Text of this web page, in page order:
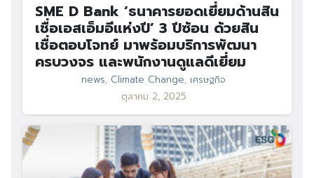
SME D Bank ‘ธนาคารยอดเยี่ยมด้านสิน
เชื่อเอสเอ็มอีแห่งปี’ 3 ปีซ้อน ด้วยสิน
เชื่อตอบโจทย์ มาพร้อมบริการพัฒนา
ครบวงจร และพนักงานดูแลดีเยี่ยม
news, Climate Change, เศรษฐกิจ
ตุลาคม 2, 2025